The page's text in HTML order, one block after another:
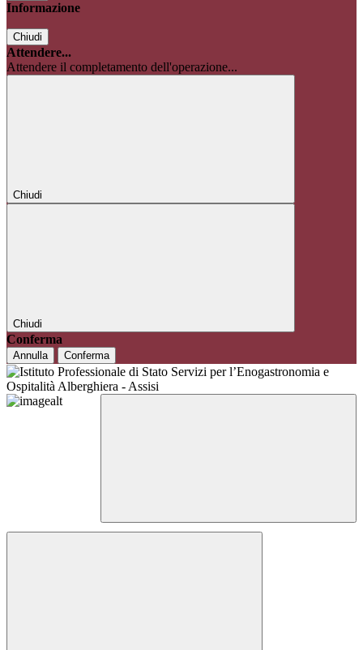
Informazione
Chiudi
Attendere...
Attendere il completamento dell'operazione...
Chiudi
Chiudi
Conferma
Annulla Conferma